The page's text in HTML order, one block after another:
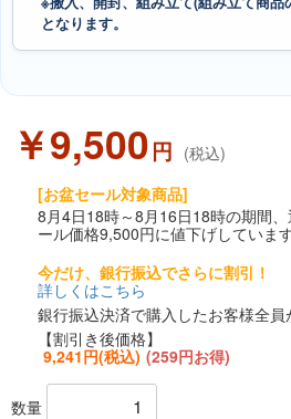
となります。
￥9,500円 (税込)
[お盆セール対象商品]
8月4日18時～8月16日18時の期間
ール価格9,500円に値下げしています
今だけ、銀行振込でさらに割引！
詳しくはこちら
銀行振込決済で購入したお客様全員
【割引き後価格】
9,241円(税込) (259円お得)
数量